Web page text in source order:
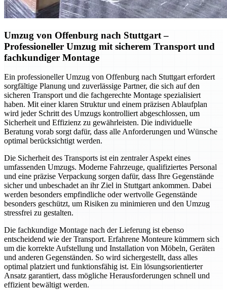
Umzug von Offenburg nach Stuttgart –
Professioneller Umzug mit sicherem Transport und
fachkundiger Montage
Ein professioneller Umzug von Offenburg nach Stuttgart erfordert
sorgfältige Planung und zuverlässige Partner, die sich auf den
sicheren Transport und die fachgerechte Montage spezialisiert
haben. Mit einer klaren Struktur und einem präzisen Ablaufplan
wird jeder Schritt des Umzugs kontrolliert abgeschlossen, um
Sicherheit und Effizienz zu gewährleisten. Die individuelle
Beratung vorab sorgt dafür, dass alle Anforderungen und Wünsche
optimal berücksichtigt werden.
Die Sicherheit des Transports ist ein zentraler Aspekt eines
umfassenden Umzugs. Moderne Fahrzeuge, qualifiziertes Personal
und eine präzise Verpackung sorgen dafür, dass Ihre Gegenstände
sicher und unbeschadet an ihr Ziel in Stuttgart ankommen. Dabei
werden besonders empfindliche oder wertvolle Gegenstände
besonders geschützt, um Risiken zu minimieren und den Umzug
stressfrei zu gestalten.
Die fachkundige Montage nach der Lieferung ist ebenso
entscheidend wie der Transport. Erfahrene Monteure kümmern sich
um die korrekte Aufstellung und Installation von Möbeln, Geräten
und anderen Gegenständen. So wird sichergestellt, dass alles
optimal platziert und funktionsfähig ist. Ein lösungsorientierter
Ansatz garantiert, dass mögliche Herausforderungen schnell und
effizient bewältigt werden.